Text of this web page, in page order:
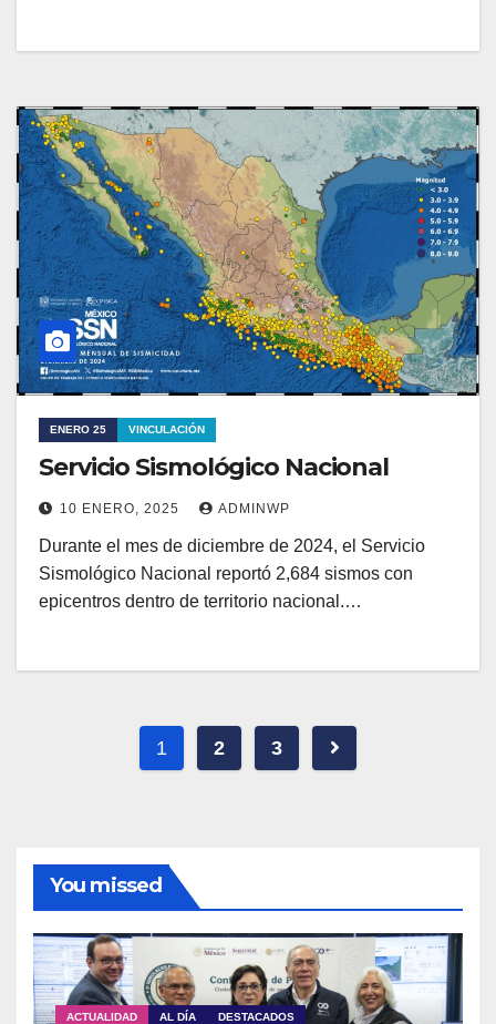
ENERO 25 VINCULACIÓN
Servicio Sismológico Nacional
10 ENERO, 2025 ADMINWP
Durante el mes de diciembre de 2024, el Servicio
Sismológico Nacional reportó 2,684 sismos con
epicentros dentro de territorio nacional.…
Paginación
1 2 3
You missed
ACTUALIDAD AL DÍA DESTACADOS